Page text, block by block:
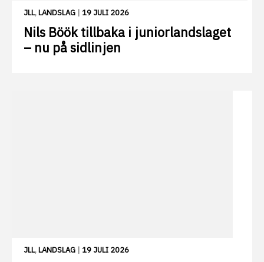
JLL,LANDSLAG | 19 JULI 2026
Nils Böök tillbaka i juniorlandslaget
– nu på sidlinjen
JLL,LANDSLAG | 19 JULI 2026